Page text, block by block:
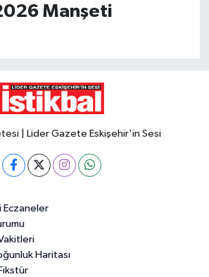
Manşeti
| Lider Gazete Eskişehir'in Sesi
Eczaneler
Haritası